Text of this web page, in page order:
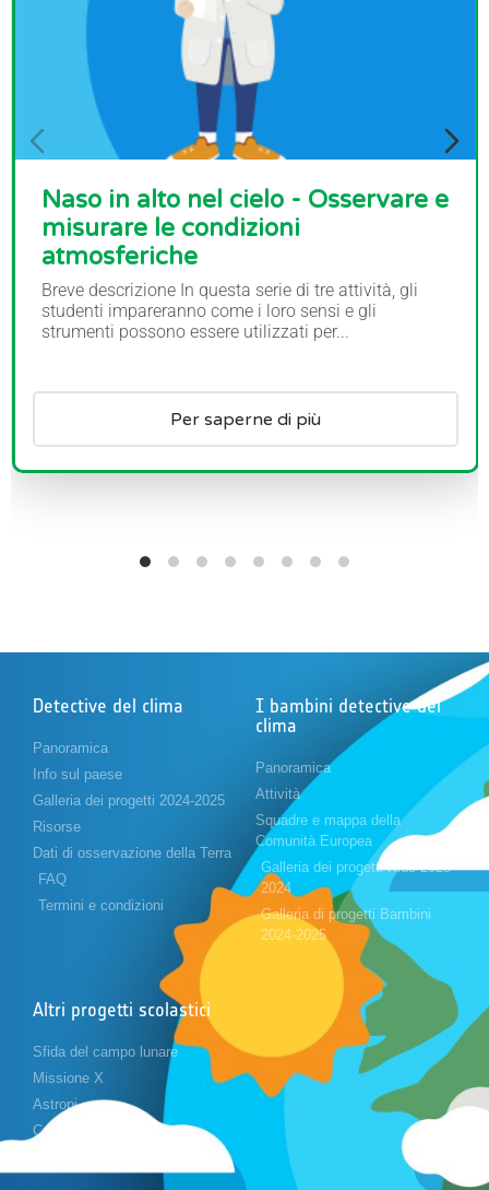
Naso in alto nel cielo - Osservare e
misurare le condizioni
atmosferiche
Breve descrizione In questa serie di tre attività, gli
studenti impareranno come i loro sensi e gli
strumenti possono essere utilizzati per...
Per saperne di più
Detective del clima
Panoramica
Info sul paese
Galleria dei progetti 2024-2025
Risorse
Dati di osservazione della Terra
FAQ
Termini e condizioni
I bambini detective del
clima
Panoramica
Attività
Squadre e mappa della
Comunità Europea
Galleria dei progetti Kids 2023-
2024
Galleria di progetti Bambini
2024-2025
Altri progetti scolastici
Sfida del campo lunare
Missione X
Astropi
Cansat